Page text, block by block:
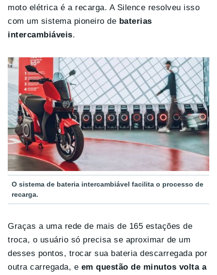
moto elétrica é a recarga. A Silence resolveu isso
com um sistema pioneiro de baterias
intercambiáveis.
O sistema de bateria intercambiável facilita o processo de
recarga.
Graças a uma rede de mais de 165 estações de
troca, o usuário só precisa se aproximar de um
desses pontos, trocar sua bateria descarregada por
outra carregada, e em questão de minutos volta a